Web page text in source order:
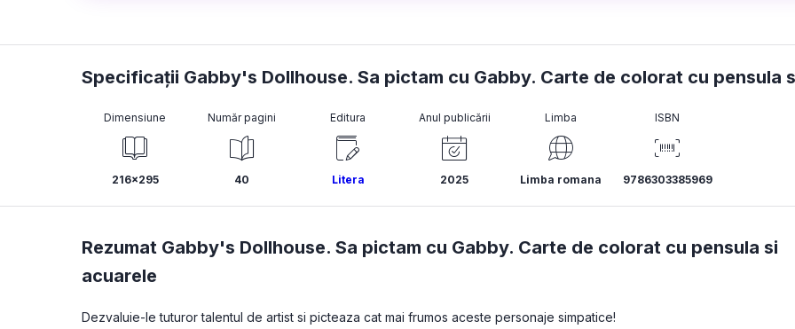
Specificații Gabby's Dollhouse. Sa pictam cu Gabby. Carte de colorat cu pensula
Dimensiune
216x295
Număr pagini
40
Editura
Litera
Anul publicării
2025
Limba
Limba romana
ISBN
9786303385969
Rezumat Gabby's Dollhouse. Sa pictam cu Gabby. Carte de colorat cu pensula si
acuarele
Dezvaluie-le tuturor talentul de artist si picteaza cat mai frumos aceste personaje simpatice!